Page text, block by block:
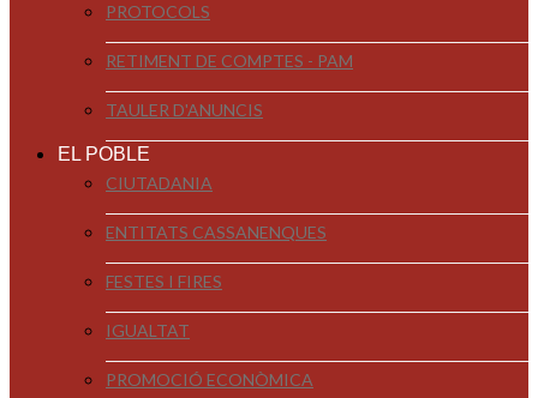
PROTOCOLS
RETIMENT DE COMPTES - PAM
TAULER D'ANUNCIS
EL POBLE
CIUTADANIA
ENTITATS CASSANENQUES
FESTES I FIRES
IGUALTAT
PROMOCIÓ ECONÒMICA